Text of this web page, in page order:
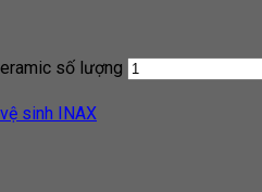
số lượng
sinh INAX